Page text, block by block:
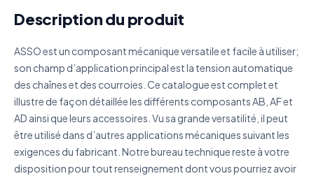
Description du produit
ASSO est un composant mécanique versatile et facile à utiliser;
son champ d’application principal est la tension automatique
des chaînes et des courroies. Ce catalogue est complet et
illustre de façon détaillée les différents composants AB, AF et
AD ainsi que leurs accessoires. Vu sa grande versatilité, il peut
être utilisé dans d’autres applications mécaniques suivant les
exigences du fabricant. Notre bureau technique reste à votre
disposition pour tout renseignement dont vous pourriez avoir
J'accepte que mes données soient utilisées pour traiter
ma demande.Politique de confidentialité
Envoyer ma demande de devis
Vos données sont protégées et ne seront jamais
partagées